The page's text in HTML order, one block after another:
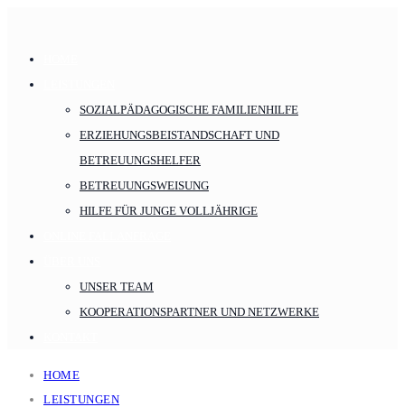
SOZIALPÄDAGOGISCHE FAMILIENHILFE
ERZIEHUNGSBEISTANDSCHAFT UND
BETREUUNGSHELFER
BETREUUNGSWEISUNG
HILFE FÜR JUNGE VOLLJÄHRIGE
UNSER TEAM
KOOPERATIONSPARTNER UND NETZWERKE
HOME
LEISTUNGEN